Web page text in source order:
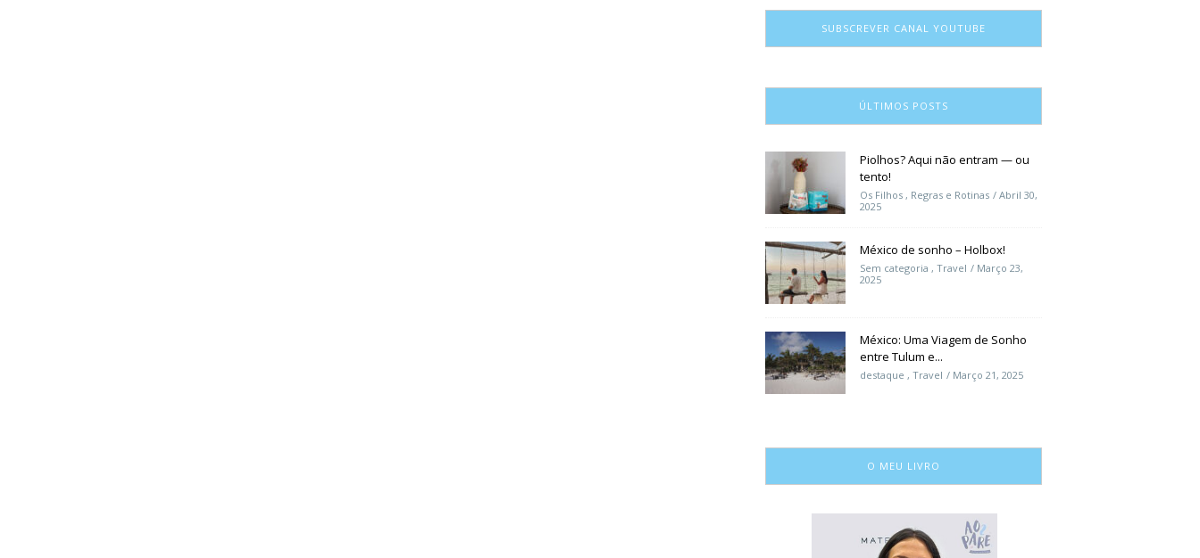
SUBSCREVER CANAL YOUTUBE
ÚLTIMOS POSTS
Piolhos? Aqui não entram — ou
tento!
Os Filhos , Regras e Rotinas
Abril 30,
2025
México de sonho – Holbox!
Sem categoria , Travel
Março 23,
2025
México: Uma Viagem de Sonho
entre Tulum e...
destaque , Travel Março 21, 2025
O MEU LIVRO